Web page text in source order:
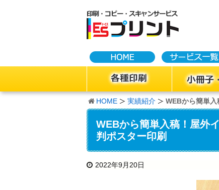
HOME 実績紹介 WEBから簡単
WEBから簡単入稿！屋外
判ポスター印刷
2022年9月20日